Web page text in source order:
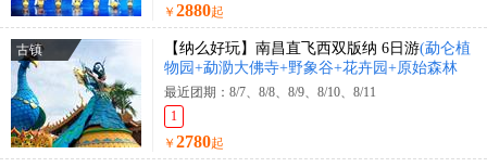
￥ 2880起
古镇 【纳么好玩】南昌直飞西双版纳 6日游(勐仑植
物园+勐泐大佛寺+野象谷+花卉园+原始森林
公园+花卉园+曼迈集市+星光夜市)
最近团期：8/7、8/8、8/9、8/10、8/11
1
￥ 2780起